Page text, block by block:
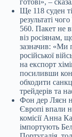
готові», –
Ще 118 суден
результаті
560. Пакет не
віз росіянам,
зазначив: «Ми
російської
на експорт
посиливши
обходити
трейдерів та
Фон дер Ляєн
Європі впали
комісії Анна
імпортують